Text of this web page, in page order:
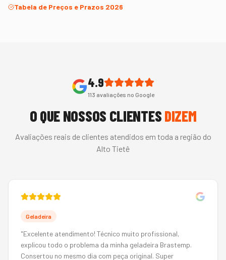
Tabela de Preços e Prazos 2026
4.9
113 avaliações no Google
O QUE NOSSOS CLIENTESDIZEM
Avaliações reais de clientes atendidos em toda a região do
Alto Tietê
Geladeira
"Excelente atendimento! Técnico muito profissional,
explicou todo o problema da minha geladeira Brastemp.
Consertou no mesmo dia com peça original. Super